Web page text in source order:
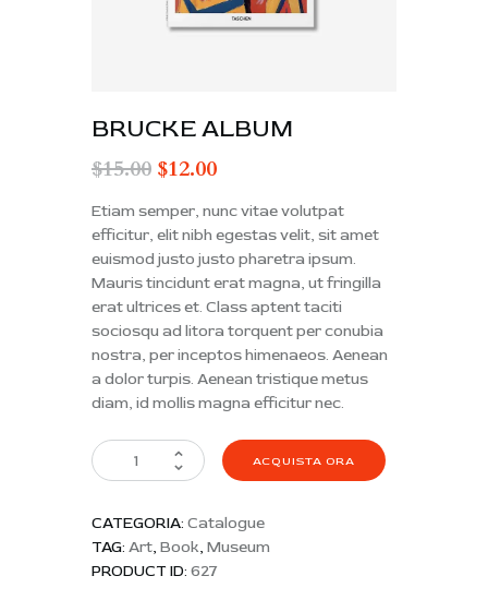
BRUCKE ALBUM
$15.00 $12.00
Etiam semper, nunc vitae volutpat
efficitur, elit nibh egestas velit, sit amet
euismod justo justo pharetra ipsum.
Mauris tincidunt erat magna, ut fringilla
erat ultrices et. Class aptent taciti
sociosqu ad litora torquent per conubia
nostra, per inceptos himenaeos. Aenean
a dolor turpis. Aenean tristique metus
diam, id mollis magna efficitur nec.
ACQUISTA ORA
CATEGORIA: Catalogue
TAG: Art, Book, Museum
PRODUCT ID: 627